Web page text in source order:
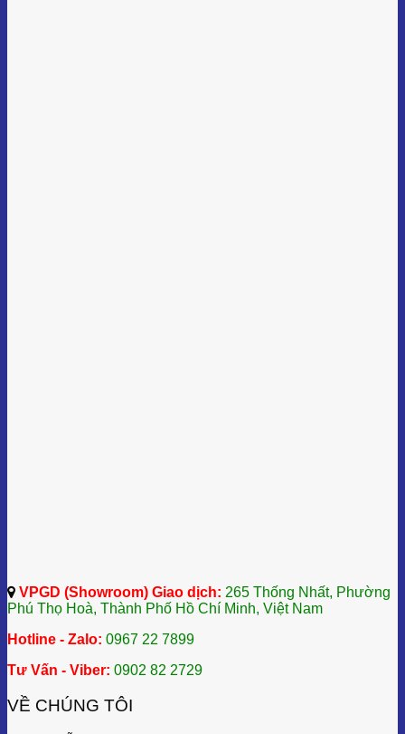
VPGD (Showroom) Giao dịch: 265 Thống Nhất, Phường
Phú Thọ Hoà, Thành Phố Hồ Chí Minh, Việt Nam
Hotline - Zalo: 0967 22 7899
Tư Vấn - Viber: 0902 82 2729
VỀ CHÚNG TÔI